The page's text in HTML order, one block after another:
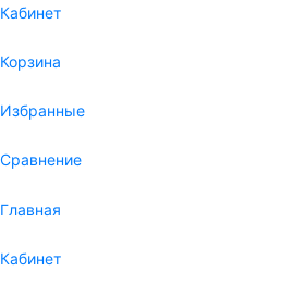
Кабинет
Корзина
Избранные
Сравнение
Главная
Кабинет